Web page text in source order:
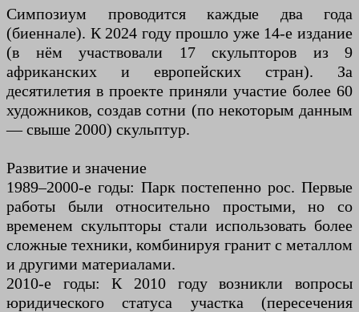
Симпозиум проводится каждые два года
(биеннале). К 2024 году прошло уже 14-е издание
(в нём участвовали 17 скульпторов из 9
африканских и европейских стран). За
десятилетия в проекте приняли участие более 60
художников, создав сотни (по некоторым данным
— свыше 2000) скульптур.
Развитие и значение
1989–2000-е годы: Парк постепенно рос. Первые
работы были относительно простыми, но со
временем скульпторы стали использовать более
сложные техники, комбинируя гранит с металлом
и другими материалами.
2010-е годы: К 2010 году возникли вопросы
юридического статуса участка (пересечения